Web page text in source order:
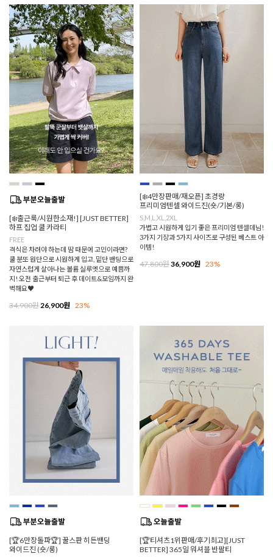
[❄️출근룩/시원한소재!] [JUST BETTER]
하프 집업 쿨 카라티
FREE
격식은 차려야 하는데 땀 때문에 고민이라면?
쿨 분또 원단으로 시원하게 입고, 밑단 밴딩으로
자연스럽게 살아나는 볼륨 실루엣으로 예쁨까
지! 오전 출근부터 퇴근 후 데이트&모임까지 완
벽해요♥
34,900원26,900원 23%
[❄️4만장판매/재오픈] 초경량
프리미엄텐셀 와이드진(숏/기본/롱)
S,M,L,XL,2XL
가볍고 시원하게 입기 좋은 프리미엄 텐셀데님!
3가지 기장과 5가지 사이즈로 구성된 베스트 아
이템!
47,800원36,900원 23%
[🏆6만장돌파🏆] 꿀스판 히든밴딩
와이드진 (숏/롱)
[🏆티셔츠1위판매/후기최고][JUST
BETTER] 365일 워셔블 반팔티